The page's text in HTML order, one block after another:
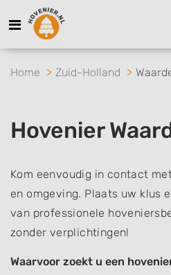
Home Zuid-Holland
Hovenier
Kom eenvoudig in contact
en omgeving. Plaats uw klus
van professionele
zonder verplichtingen!
Waarvoor zoekt u een